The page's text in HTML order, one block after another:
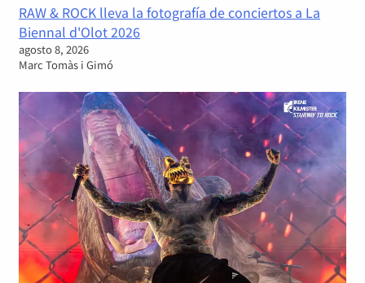
RAW & ROCK lleva la fotografía de conciertos a La
Biennal d'Olot 2026
agosto 8, 2026
Marc Tomàs i Gimó